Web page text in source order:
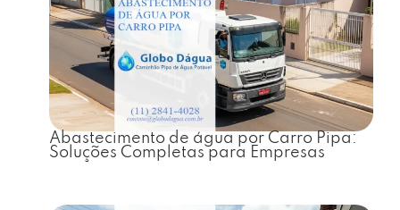
Abastecimento de água por Carro Pipa:
Soluções Completas para Empresas